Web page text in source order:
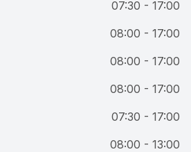
07:30 - 17:00
08:00 - 17:00
08:00 - 17:00
08:00 - 17:00
07:30 - 17:00
08:00 - 13:00